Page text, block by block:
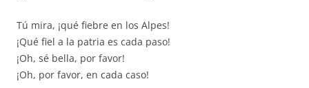
Tú mira, ¡qué fiebre en los Alpes!
¡Qué fiel a la patria es cada paso!
¡Oh, sé bella, por favor!
¡Oh, por favor, en cada caso!